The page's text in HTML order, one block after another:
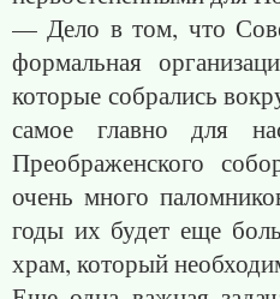
— Дело в том, что
формальная
которые собрались
самое главно для
Преображенского
очень много
годы их будет еще
храм, который